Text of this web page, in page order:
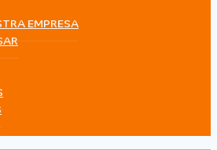
EMPRESA